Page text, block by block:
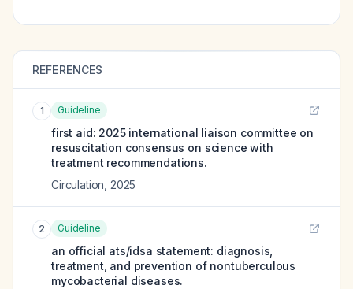
REFERENCES
1 Guideline
first aid: 2025 international liaison committee on
resuscitation consensus on science with
treatment recommendations.
Circulation 2025
2 Guideline
an official ats/idsa statement: diagnosis,
treatment, and prevention of nontuberculous
mycobacterial diseases.